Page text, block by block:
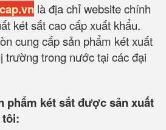
là địa chỉ website chính
két sắt cao cấp xuất khẩu.
cung cấp sản phẩm két xuất
trường trong nước tại các đại
phẩm két sắt được sản xuất